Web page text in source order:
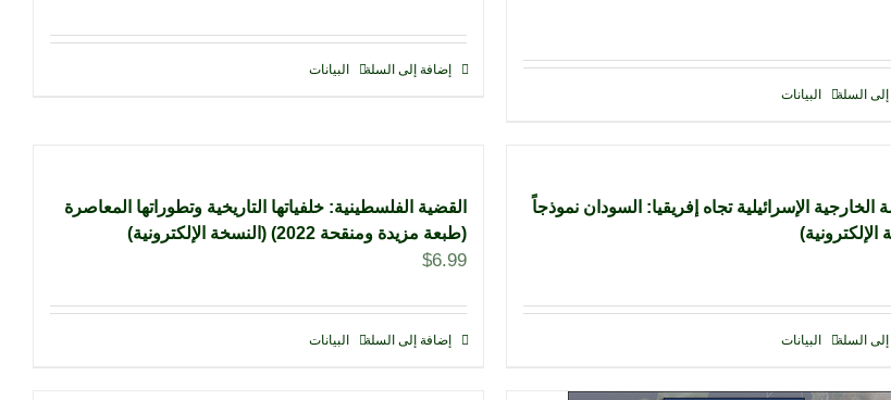
السلة البيانات
إضافة إلى السلة البيانات
الخارجية الإسرائيلية تجاه إفريقيا: السودان نموذجاً
الإلكترونية)
السلة البيانات
القضية الفلسطينية: خلفياتها التاريخية وتطوراتها المعاصرة
(طبعة مزيدة ومنقحة 2022) (النسخة الإلكترونية)
$6.99
إضافة إلى السلة البيانات